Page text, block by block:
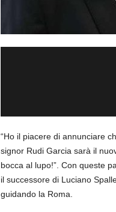
“Ho il piacere di annunciare
signor Rudi Garcia sarà il
bocca al lupo!”. Con queste
il successore di Luciano
guidando la Roma.